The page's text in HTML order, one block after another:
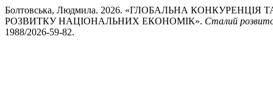
Болтовська, Людмила. 2026. «ГЛОБАЛЬНА
РОЗВИТКУ НАЦІОНАЛЬНИХ ЕКОНОМІК». Сталий
1988/2026-59-82.